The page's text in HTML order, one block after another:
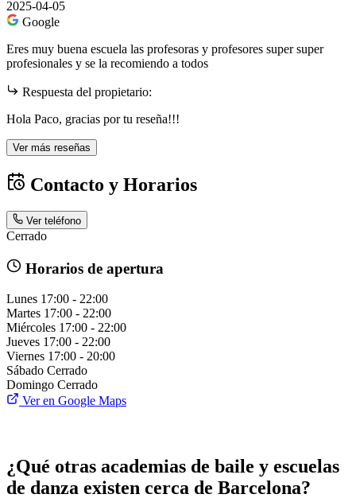
2025-04-05
Google
Eres muy buena escuela las profesoras y profesores super super
profesionales y se la recomiendo a todos
Respuesta del propietario:
Hola Paco, gracias por tu reseña!!!
Ver más reseñas
Contacto y Horarios
Ver teléfono
Cerrado
Horarios de apertura
Lunes 17:00 - 22:00
Martes 17:00 - 22:00
Miércoles 17:00 - 22:00
Jueves 17:00 - 22:00
Viernes 17:00 - 20:00
Sábado Cerrado
Domingo Cerrado
Ver en Google Maps
¿Qué otras academias de baile y escuelas
de danza existen cerca de Barcelona?